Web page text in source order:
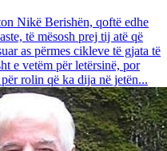
Nikë Berishën, qoftë edhe
të mësosh prej tij atë që
as përmes cikleve të gjata të
e vetëm për letërsinë, por
rolin që ka dija në jetën...